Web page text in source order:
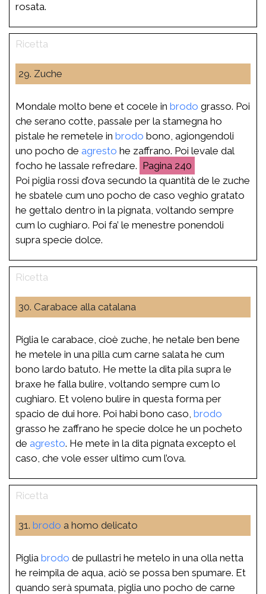
rosata.
29. Zuche
Mondale molto bene et cocele in brodo grasso. Poi
che serano cotte, passale per la stamegna ho
pistale he remetele in brodo bono, agiongendoli
uno pocho de agresto he zaffrano. Poi levale dal
focho he lassale refredare.
240
Poi piglia rossi d’ova secundo la quantità de le zuche
he sbatele cum uno pocho de caso veghio gratato
he gettalo dentro in la pignata, voltando sempre
cum lo cughiaro. Poi fa’ le menestre ponendoli
supra specie dolce.
30. Carabace alla catalana
Piglia le carabace, cioè zuche, he netale ben bene
he metele in una pilla cum carne salata he cum
bono lardo batuto. He mette la dita pila supra le
braxe he falla bulire, voltando sempre cum lo
cughiaro. Et voleno bulire in questa forma per
spacio de dui hore. Poi habi bono caso, brodo
grasso he zaffrano he specie dolce he un pocheto
de agresto. He mete in la dita pignata excepto el
caso, che vole esser ultimo cum l’ova.
31. brodo a homo delicato
Piglia brodo de pullastri he metelo in una olla netta
he reimpila de aqua, aciò se possa ben spumare. Et
quando serà spumata, piglia uno pocho de carne